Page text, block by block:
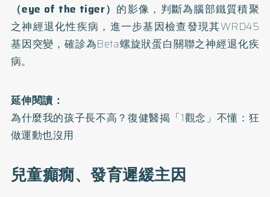
（eye of the tiger） 的影像，判斷為腦部鐵質積聚
之神經退化性疾病，進一步基因檢查發現其WRD45
基因突變，確診為Beta螺旋狀蛋白關聯之神經退化疾
病。
延伸閱讀：
為什麼我的孩子長不高？復健醫揭「1觀念」不懂：狂
做運動也沒用
兒童癲癇、發育遲緩主因